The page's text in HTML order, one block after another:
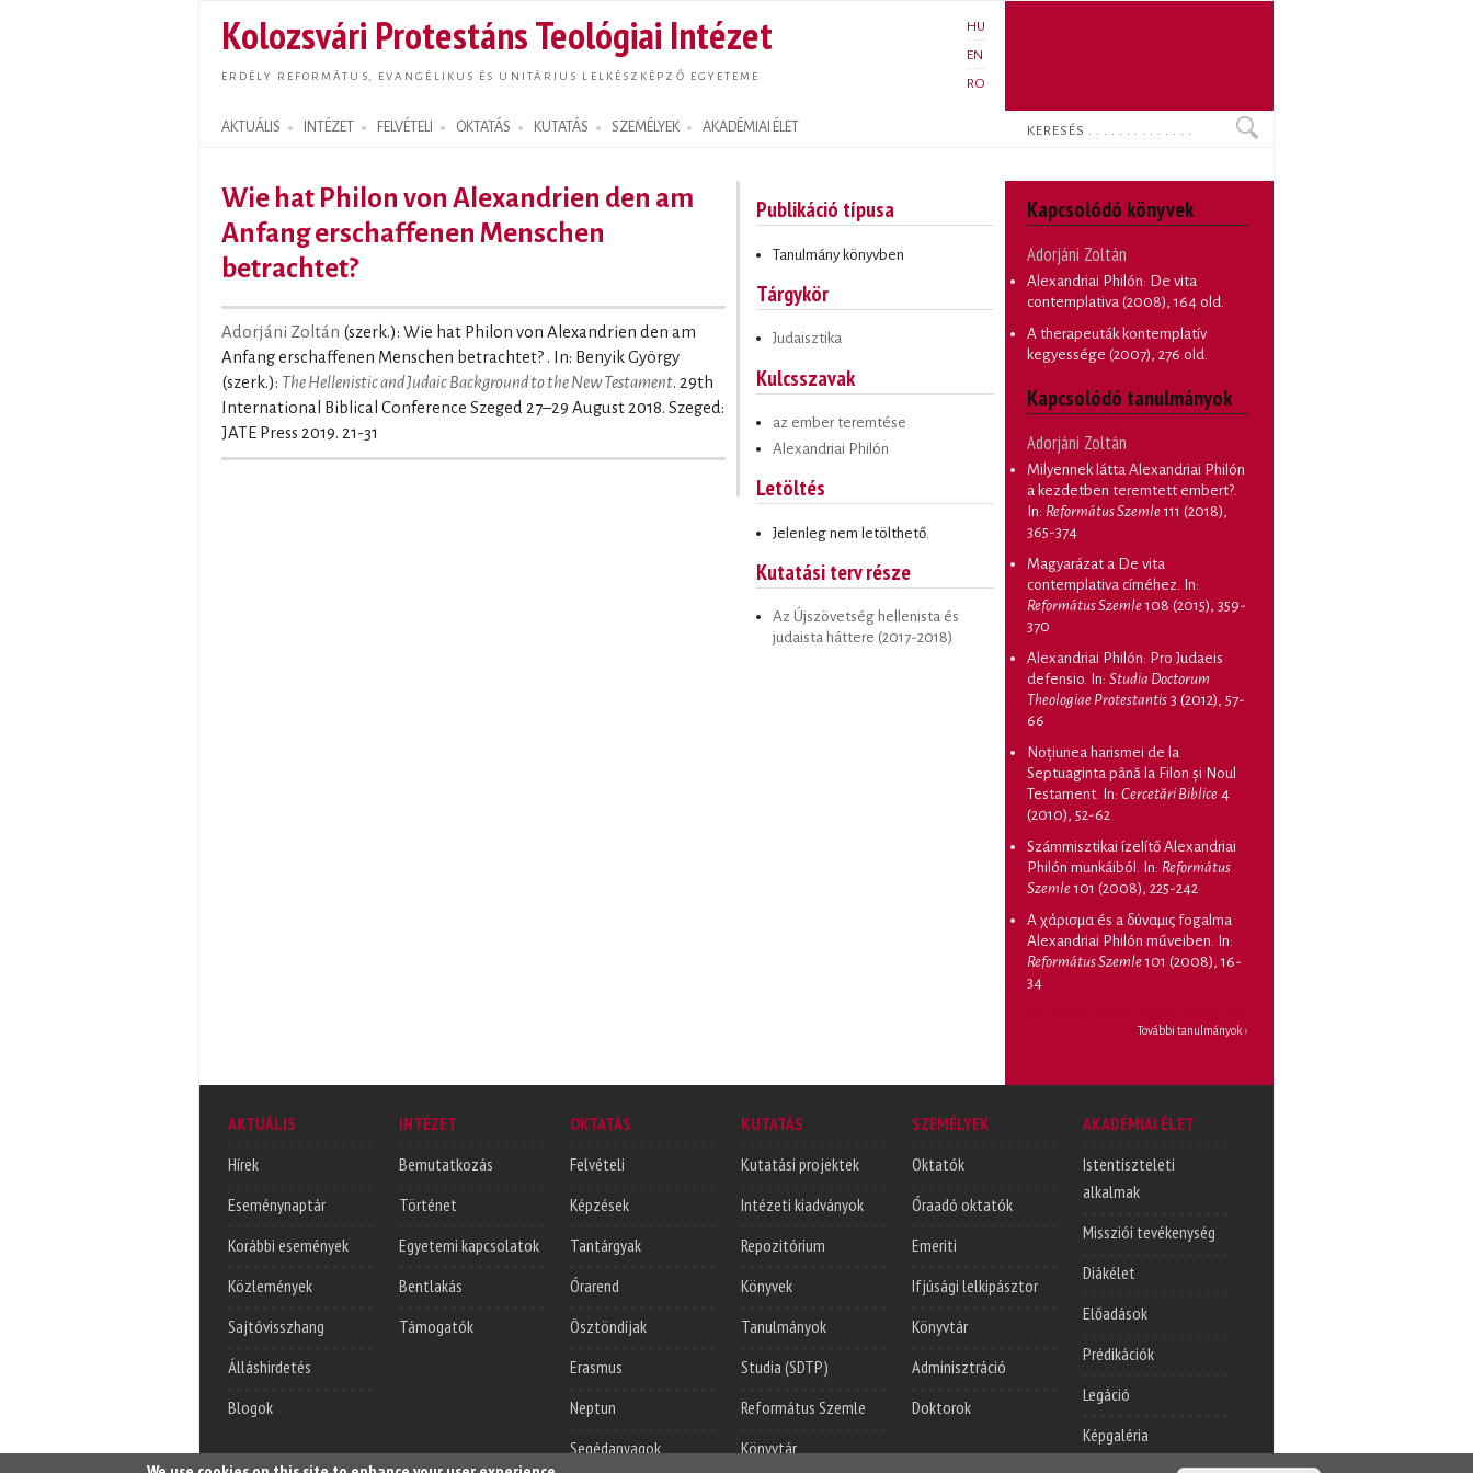
tartalomra
Kolozsvári Protestáns Teológiai Intézet
ERDÉLY REFORMÁTUS, EVANGÉLIKUS ÉS UNITÁRIUS LELKÉSZKÉPZŐ EGYETEME
HU
EN
RO
AKTUÁLIS INTÉZET FELVÉTELI OKTATÁS KUTATÁS SZEMÉLYEK AKADÉMIAI ÉLET
Search form
Keresés
Wie hat Philon von Alexandrien den am
Anfang erschaffenen Menschen
betrachtet?
Adorjáni Zoltán (szerk.): Wie hat Philon von Alexandrien den am
Anfang erschaffenen Menschen betrachtet? . In: Benyik György
(szerk.): The Hellenistic and Judaic Background to the New Testament. 29th
International Biblical Conference Szeged 27–29 August 2018. Szeged:
JATE Press 2019. 21-31
Publikáció típusa
Tanulmány könyvben
Tárgykör
Judaisztika
Kulcsszavak
az ember teremtése
Alexandriai Philón
Letöltés
Jelenleg nem letölthető.
Kutatási terv része
Az Újszövetség hellenista és
judaista háttere (2017-2018)
Kapcsolódó könyvek
Adorjáni Zoltán
Alexandriai Philón: De vita
contemplativa (2008), 164 old.
A therapeuták kontemplatív
kegyessége (2007), 276 old.
Kapcsolódó tanulmányok
Adorjáni Zoltán
Milyennek látta Alexandriai Philón
a kezdetben teremtett embert?
In: Református Szemle111 (2018),
365-374
Magyarázat a De vita
contemplativa címéhez . In:
Református Szemle108 (2015), 359-
370
Alexandriai Philón: Pro Judaeis
defensio . In: Studia Doctorum
Theologiae Protestantis 3 (2012), 57-
66
Noțiunea harismei de la
Septuaginta până la Filon și Noul
Testament . In: Cercetări Biblice 4
(2010), 52-62
Számmisztikai ízelítő Alexandriai
Philón munkáiból . In: Református
Szemle101 (2008), 225-242
A χάρισμα és a δύναμις fogalma
Alexandriai Philón műveiben . In:
Református Szemle101 (2008), 16-
34
További tanulmányok ›
AKTUÁLIS
Hírek
Eseménynaptár
Korábbi események
Közlemények
Sajtóvisszhang
Álláshirdetés
Blogok
INTÉZET
Bemutatkozás
Történet
Egyetemi kapcsolatok
Bentlakás
Támogatók
OKTATÁS
Felvételi
Képzések
Tantárgyak
Órarend
Ösztöndíjak
Erasmus
Neptun
Segédanyagok
KUTATÁS
Kutatási projektek
Intézeti kiadványok
Repozitórium
Könyvek
Tanulmányok
Studia (SDTP)
Református Szemle
Könyvtár
SZEMÉLYEK
Oktatók
Óraadó oktatók
Emeriti
Ifjúsági lelkipásztor
Könyvtár
Adminisztráció
Doktorok
AKADÉMIAI ÉLET
Istentiszteleti
alkalmak
Missziói tevékenység
Diákélet
Előadások
Prédikációk
Legáció
Képgaléria